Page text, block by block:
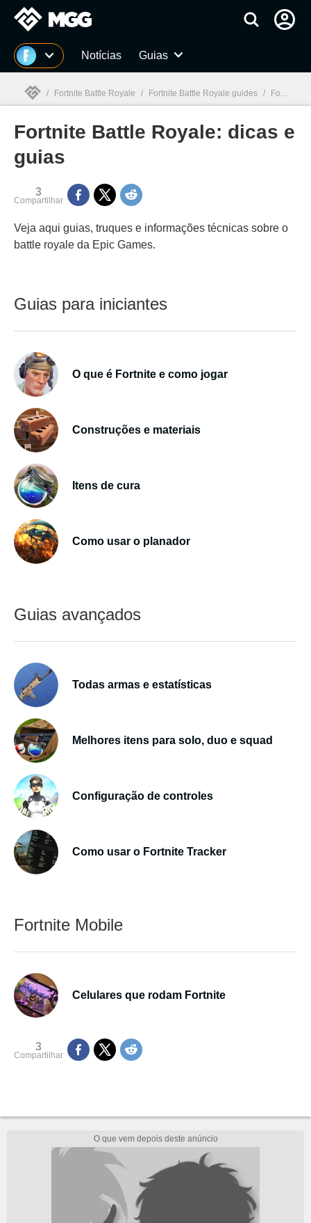
Millenium Notícias Guias
Millenium
/ Fortnite Battle Royale / Fortnite Battle Royale guides / Fortnite Battle Royale: dicas e guias
Fortnite Battle Royale: dicas e
guias
3
Compartilhar
Veja aqui guias, truques e informações técnicas sobre o
battle royale da Epic Games.
Guias para iniciantes
O que é Fortnite e como jogar
Construções e materiais
Itens de cura
Como usar o planador
Guias avançados
Todas armas e estatísticas
Melhores itens para solo, duo e squad
Configuração de controles
Como usar o Fortnite Tracker
Fortnite Mobile
Celulares que rodam Fortnite
3
Compartilhar